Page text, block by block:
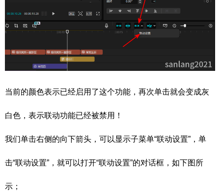
当前的颜色表示已经启用了这个功能，再次单击就会变成灰
白色，表示联动功能已经被禁用！
我们单击右侧的向下箭头，可以显示子菜单“联动设置”，单
击“联动设置”，就可以打开“联动设置”的对话框，如下图所
示；